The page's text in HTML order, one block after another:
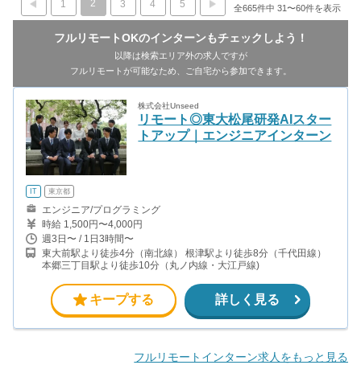
1 2 3 4 5 全665件中 31〜60件を表示
フルリモートOKのインターンもチェックしよう！
以降は検索エリア外の求人ですが
フルリモートが可能なため、ご自宅から参加できます。
株式会社Unseed
リモート◎東大松尾研発AIスター
トアップ｜エンジニアインターン
IT 東京都
エンジニア/プログラミング
時給 1,500円〜4,000円
週3日〜 / 1日3時間〜
東大前駅より徒歩4分（南北線） 根津駅より徒歩8分（千代田線）
本郷三丁目駅より徒歩10分（丸ノ内線・大江戸線)
キープする 詳しく見る
フルリモートインターン求人をもっと見る